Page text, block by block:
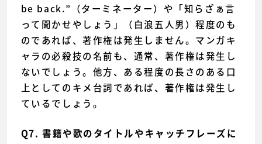
be back.”（ターミネーター）や「知らざぁ言
って聞かせやしょう」（白浪五人男）程度のも
のであれば、著作権は発生しません。マンガキ
ャラの必殺技の名前も、通常、著作権は発生し
ないでしょう。他方、ある程度の長さのある口
上としてのキメ台詞であれば、著作権は発生し
ているでしょう。
Q7. 書籍や歌のタイトルやキャッチフレーズに